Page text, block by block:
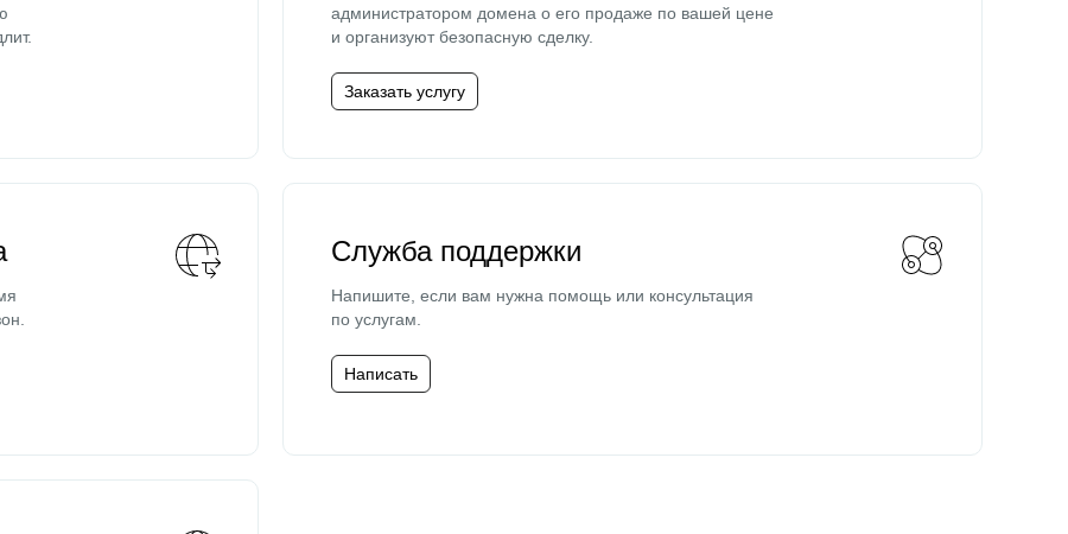
администратором домена о его продаже по вашей цене
и организуют безопасную сделку.
Заказать услугу
Служба поддержки
Напишите, если вам нужна помощь или консультация
по услугам.
Написать